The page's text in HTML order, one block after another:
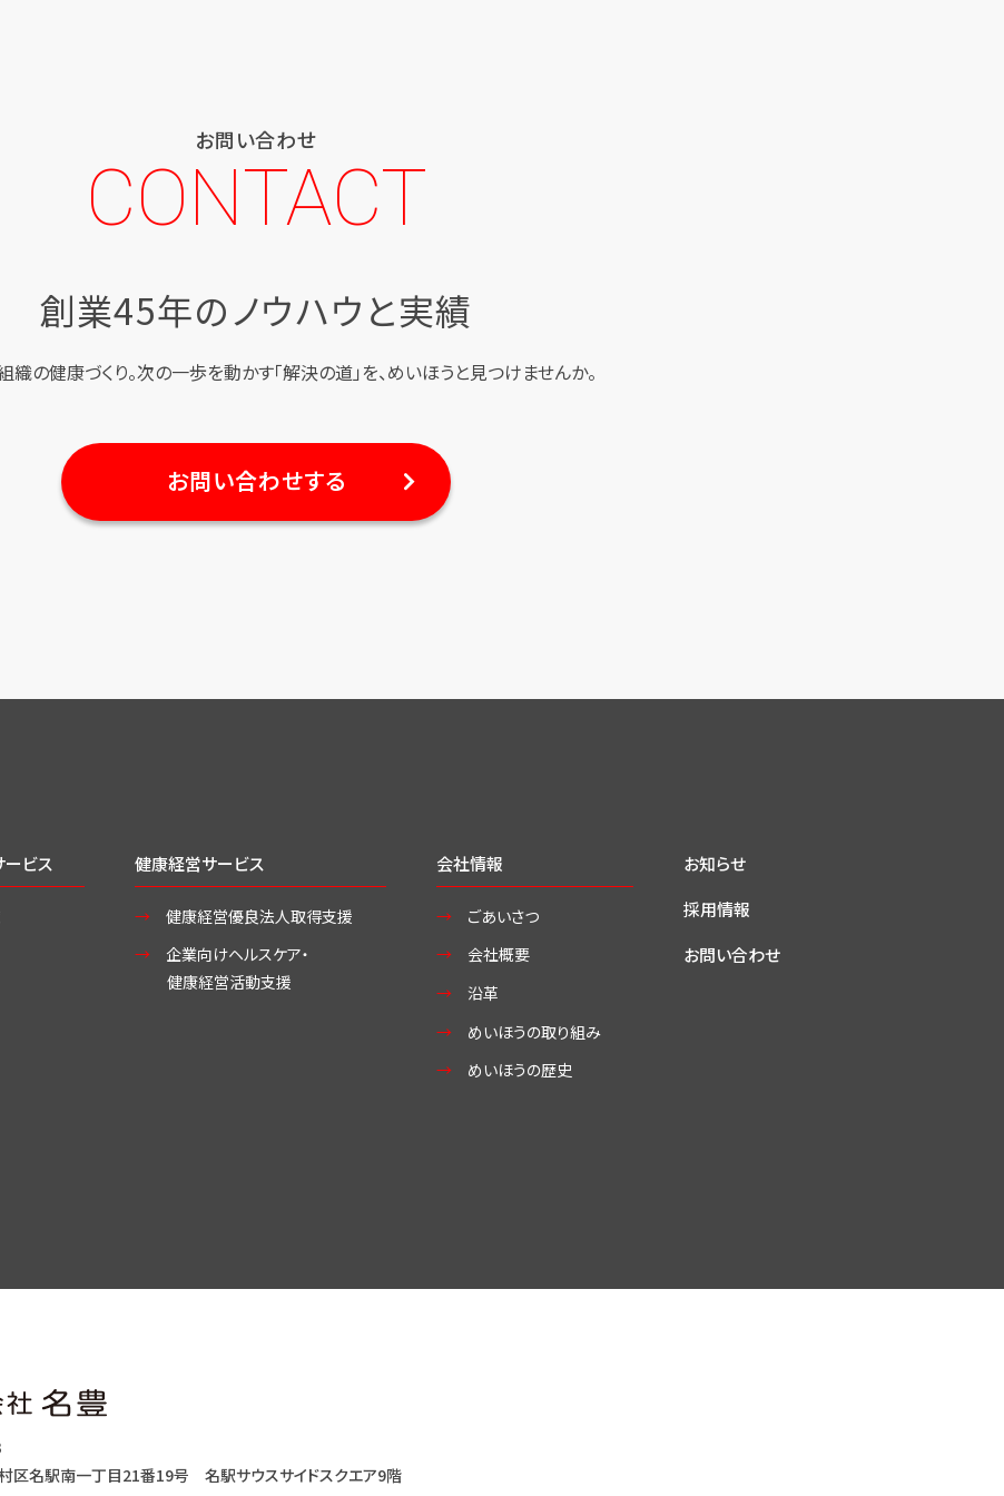
お問い合わせ
CONTACT
創業45年のノウハウと実績
織の健康づくり。次の一歩を動かす「解決の道」を、めいほうと見つけませんか。
お問い合わせする
ビス 健康経営サービス
健康経営優良法人取得支援
企業向けヘルスケア・
健康経営活動支援
会社情報
ごあいさつ
会社概要
沿革
めいほうの取り組み
めいほうの歴史
お知らせ
採用情報
お問い合わせ
区名駅南一丁目21番19号 名駅サウスサイドスクエア9階